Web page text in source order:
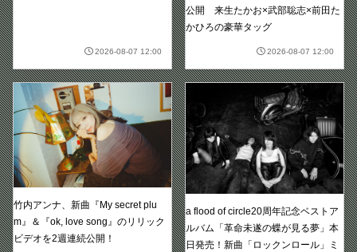
2026-08-07 12:00
公開 来生たかお×武部聡志×前田た
かひろの豪華タッグ
2026-08-07 12:00
竹内アンナ、新曲『My secret plu
m』＆『ok, love song』のリリック
ビデオを2週連続公開！
a flood of circle20周年記念ベストア
ルバム「革命未遂の蝶が見る夢」本
日発売！新曲「ロックンロール」ミ